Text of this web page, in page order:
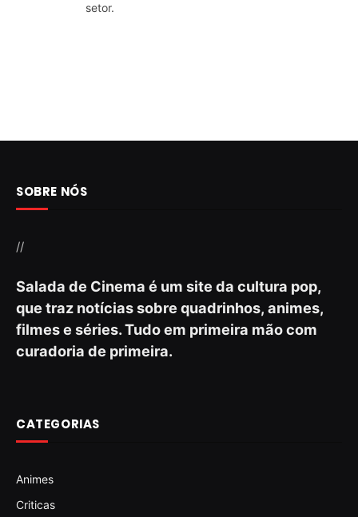
setor.
SOBRE NÓS
//
Salada de Cinema é um site da cultura pop,
que traz notícias sobre quadrinhos, animes,
filmes e séries. Tudo em primeira mão com
curadoria de primeira.
CATEGORIAS
Animes
Criticas